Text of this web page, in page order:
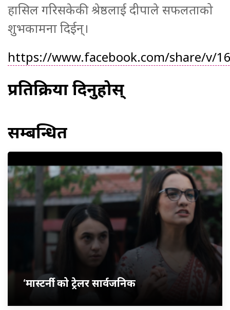
हासिल गरिसकेकी श्रेष्ठलाई दीपाले सफलताको
शुभकामना दिईन्।
https://www.facebook.com/share/v/
प्रतिक्रिया दिनुहोस्
सम्बन्धित
‘मास्टर्नी’ को ट्रेलर सार्वजनिक